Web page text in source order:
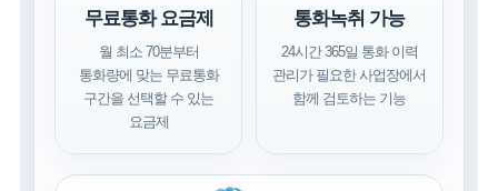
무료통화 요금제
월 최소 70분부터
통화량에 맞는 무료통화
구간을 선택할 수 있는
요금제
통화녹취 가능
24시간 365일 통화 이력
관리가 필요한 사업장에서
함께 검토하는 기능